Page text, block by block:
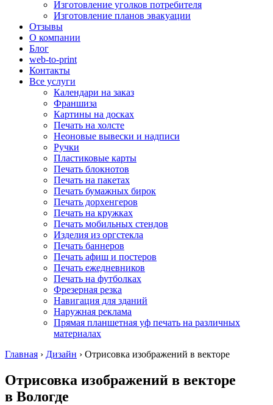
Изготовление уголков потребителя
Изготовление планов эвакуации
Отзывы
О компании
Блог
web-to-print
Контакты
Все услуги
Календари на заказ
Франшиза
Картины на досках
Печать на холсте
Неоновые вывески и надписи
Ручки
Пластиковые карты
Печать блокнотов
Печать на пакетах
Печать бумажных бирок
Печать дорхенгеров
Печать на кружках
Печать мобильных стендов
Изделия из оргстекла
Печать баннеров
Печать афиш и постеров
Печать ежедневников
Печать на футболках
Фрезерная резка
Навигация для зданий
Наружная реклама
Прямая планшетная уф печать на различных
материалах
Главная › Дизайн › Отрисовка изображений в векторе
Отрисовка изображений в векторе
в Вологде